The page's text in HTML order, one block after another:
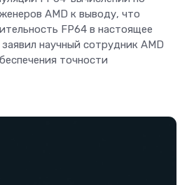
AMD к выводу, что
FP64 в настоящее
научный сотрудник AMD
точности